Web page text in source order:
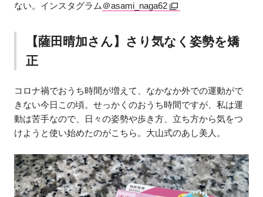
ない。インスタグラム ＠asami_naga62
【薩田晴加さん】さり気なく姿勢を矯
正
コロナ禍でおうち時間が増えて、なかなか外での運動がで
きない今日この頃。せっかくのおうち時間ですが、私は運
動は苦手なので、日々の姿勢や歩き方、立ち方から気をつ
けようと使い始めたのがこちら。大山式のあし美人。